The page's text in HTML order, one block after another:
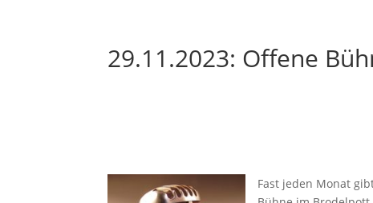
29.11.2023: Offene
Fast jeden Monat